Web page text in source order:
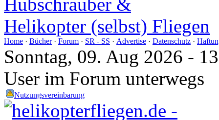
Home · Bücher· Forum · SR - SS · Advertise · Datenschutz ·
Sonntag, 09. Aug 2026 -
User im Forum unterwegs
Nutzungsvereinbarung